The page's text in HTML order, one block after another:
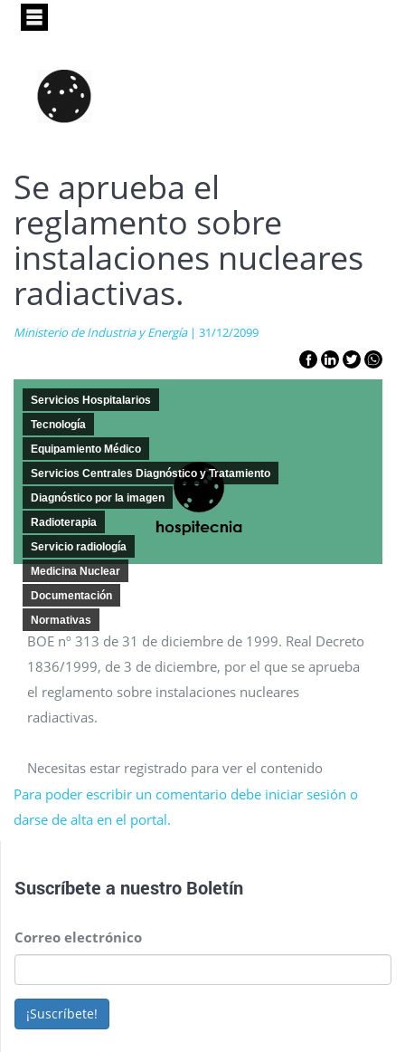
Pasar
principal
Se aprueba el
reglamento sobre
instalaciones nucleares
radiactivas.
Ministerio de Industria y Energía| 31/12/2099
Servicios Hospitalarios
Tecnología
Equipamiento Médico
Servicios Centrales Diagnóstico y Tratamiento
Diagnóstico por la imagen
Radioterapia
Servicio radiología
Medicina Nuclear
Documentación
Normativas
BOE nº 313 de 31 de diciembre de 1999. Real Decreto
1836/1999, de 3 de diciembre, por el que se aprueba
el reglamento sobre instalaciones nucleares
radiactivas.
Necesitas estar registrado para ver el contenido
Para poder escribir un comentario debe iniciar sesión o
darse de alta en el portal.
Suscríbete a nuestro Boletín
Correo electrónico
¡Suscríbete!